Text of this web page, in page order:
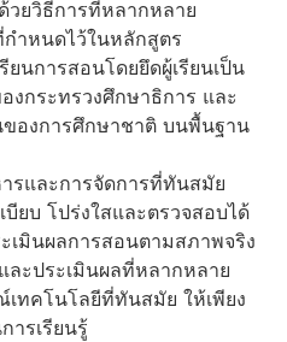
วยวิธีการที่หลากหลาย
ำหนดไว้ในหลักสูตร
นการสอนโดยยึดผู้เรียนเป็น
กระทรวงศึกษาธิการ และ
องการศึกษาชาติ บนพื้นฐาน
รและการจัดการที่ทันสมัย
ยบ โปร่งใสและตรวจสอบได้
เมินผลการสอนตามสภาพจริง
ละประเมินผลที่หลากหลาย
ทคโนโลยีที่ทันสมัย ให้เพียง
ารเรียนรู้